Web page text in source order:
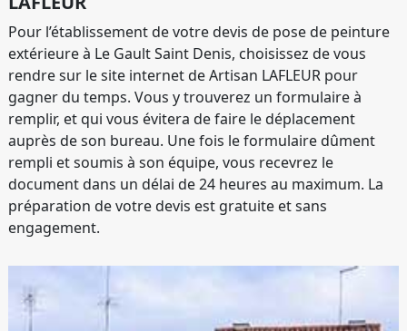
Pour l’établissement de votre devis de pose de peinture
extérieure à Le Gault Saint Denis, choisissez de vous
rendre sur le site internet de Artisan LAFLEUR pour
gagner du temps. Vous y trouverez un formulaire à
remplir, et qui vous évitera de faire le déplacement
auprès de son bureau. Une fois le formulaire dûment
rempli et soumis à son équipe, vous recevrez le
document dans un délai de 24 heures au maximum. La
préparation de votre devis est gratuite et sans
engagement.